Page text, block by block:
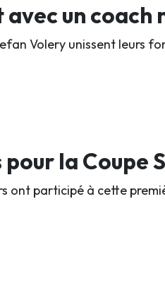
un coach
Volery unissent leurs
pour la Coupe
ont participé à cette